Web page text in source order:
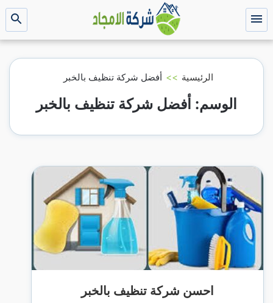
التجاوز
إلى القائمة
بحث
عن
الرئيسية >> أفضل شركة تنظيف بالخبر
الوسم: أفضل شركة تنظيف بالخبر
احسن شركة تنظيف بالخبر